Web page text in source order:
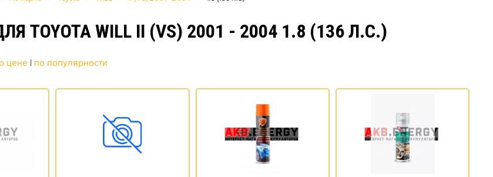
WILL II (VS) 2001 - 2004 1.8 (136 Л.С.)
цене | по популярности